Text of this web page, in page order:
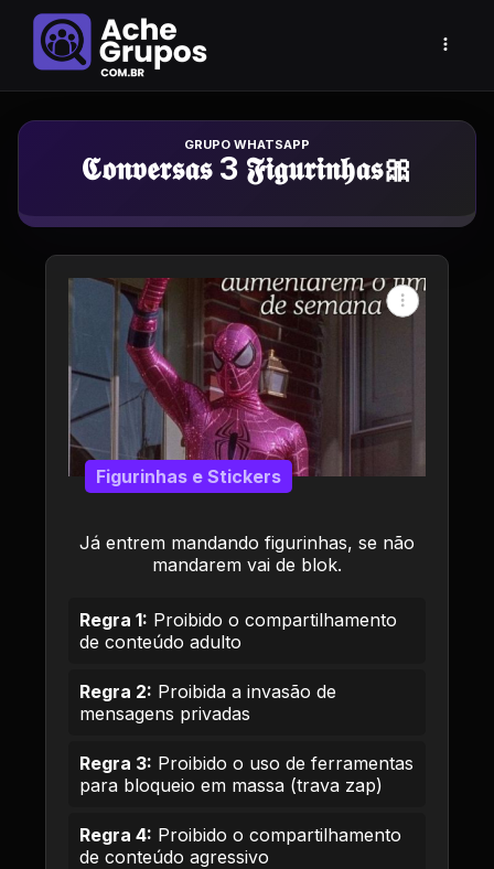
Grupo de Whatsapp
𝕮𝖔𝖓𝖛𝖊𝖗𝖘𝖆𝖘 3 𝕱𝖎𝖌𝖚𝖗𝖎𝖓𝖍𝖆𝖘🎀
Já entrem mandando figurinhas, se não
mandarem vai de blok.
Figurinhas e Stickers
Regra 1: Proibido o compartilhamento
de conteúdo adulto
Regra 2: Proibida a invasão de
mensagens privadas
Regra 3: Proibido o uso de ferramentas
para bloqueio em massa (trava zap)
Regra 4: Proibido o compartilhamento
de conteúdo agressivo